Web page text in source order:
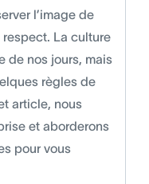
l’image de
respect. La culture
de nos jours, mais
règles de
article, nous
et aborderons
pour vous